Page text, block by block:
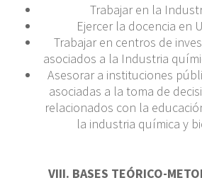
Trabajar en la
Ejercer la docencia en
Trabajar en centros de
asociados a la Industria
Asesorar a instituciones
asociadas a la toma de
relacionados con la
la industria química y
VIII. BASES TEÓRICO-